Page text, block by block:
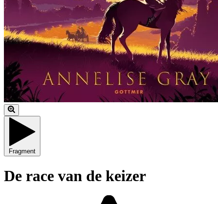
Fragment
De race van de keizer